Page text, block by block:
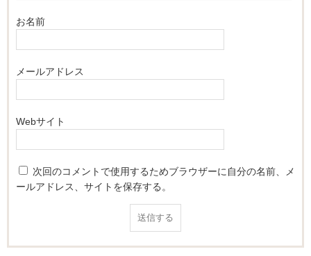
お名前
メールアドレス
Webサイト
次回のコメントで使用するためブラウザーに自分の名前、メ
ールアドレス、サイトを保存する。